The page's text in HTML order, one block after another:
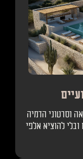
וסרטוני הדמיה
להוציא אלפי